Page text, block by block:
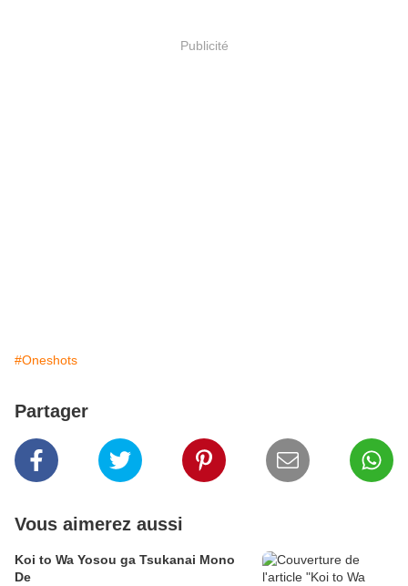
Publicité
#Oneshots
Partager
Vous aimerez aussi
Koi to Wa Yosou ga Tsukanai Mono
De